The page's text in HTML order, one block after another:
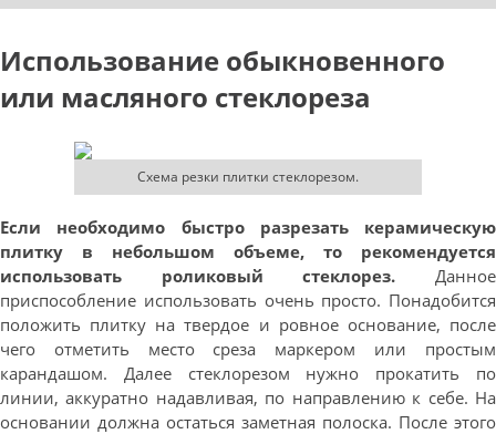
Использование обыкновенного
или масляного стеклореза
Схема резки плитки стеклорезом.
Если необходимо быстро разрезать керамическую
плитку в небольшом объеме, то рекомендуется
использовать роликовый стеклорез. Данное
приспособление использовать очень просто. Понадобится
положить плитку на твердое и ровное основание, после
чего отметить место среза маркером или простым
карандашом. Далее стеклорезом нужно прокатить по
линии, аккуратно надавливая, по направлению к себе. На
основании должна остаться заметная полоска. После этого